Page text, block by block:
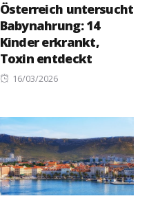
Österreich untersucht
Babynahrung: 14
Kinder erkrankt,
Toxin entdeckt
Posted
16/03/2026